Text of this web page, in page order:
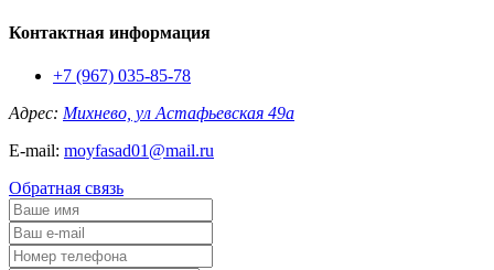
Контактная информация
+7 (967) 035-85-78
Адрес: Михнево, ул Астафьевская 49а
E-mail: moyfasad01@mail.ru
Обратная связь